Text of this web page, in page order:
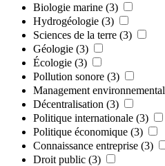
Biologie marine (3)
Hydrogéologie (3)
Sciences de la terre (3)
Géologie (3)
Écologie (3)
Pollution sonore (3)
Management environnemental
Décentralisation (3)
Politique internationale (3)
Politique économique (3)
Connaissance entreprise (3)
Droit public (3)